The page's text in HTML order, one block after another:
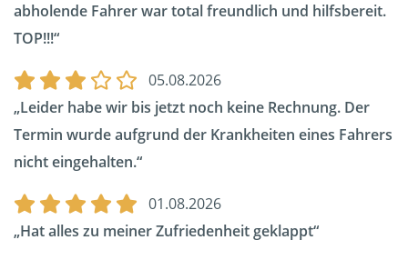
abholende Fahrer war total freundlich und hilfsbereit.
TOP!!!
05.08.2026
Leider habe wir bis jetzt noch keine Rechnung. Der
Termin wurde aufgrund der Krankheiten eines Fahrers
nicht eingehalten.
01.08.2026
Hat alles zu meiner Zufriedenheit geklappt